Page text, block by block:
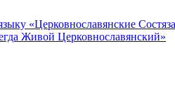
«Церковнославянские
Живой Церковнославянский»